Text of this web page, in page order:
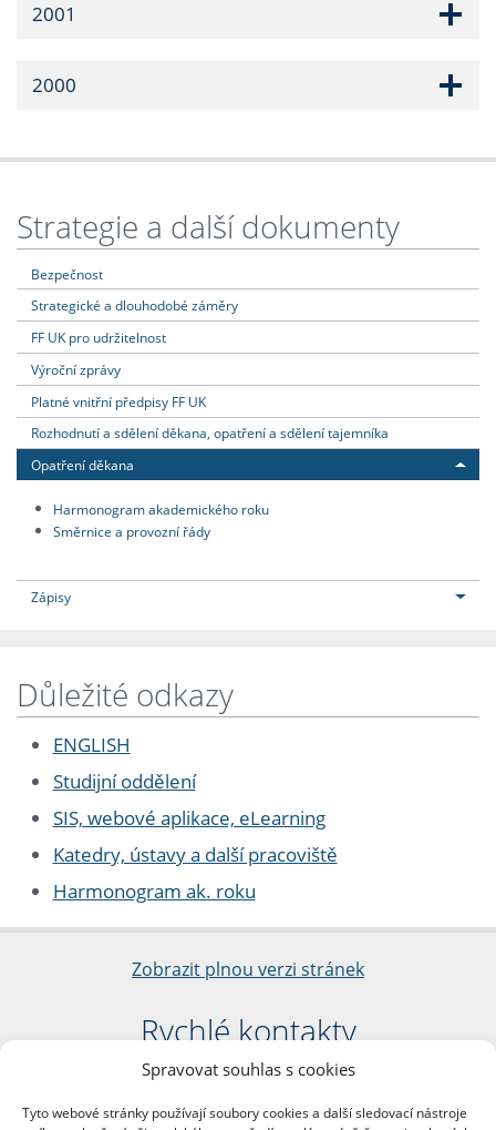
Spravovat souhlas s cookies
Tyto webové stránky používají soubory cookies a další sledovací nástroje
2001
2000
Strategie a další dokumenty
Bezpečnost
Strategické a dlouhodobé záměry
FF UK pro udržitelnost
Výroční zprávy
Platné vnitřní předpisy FF UK
Rozhodnutí a sdělení děkana, opatření a sdělení tajemníka
Opatření děkana
Harmonogram akademického roku
Směrnice a provozní řády
Zápisy
Důležité odkazy
ENGLISH
Studijní oddělení
SIS, webové aplikace, eLearning
Katedry, ústavy a další pracoviště
Harmonogram ak. roku
Zobrazit plnou verzi stránek
Rychlé kontakty
Filozofická fakulta
nám. Jana Palacha 1/2